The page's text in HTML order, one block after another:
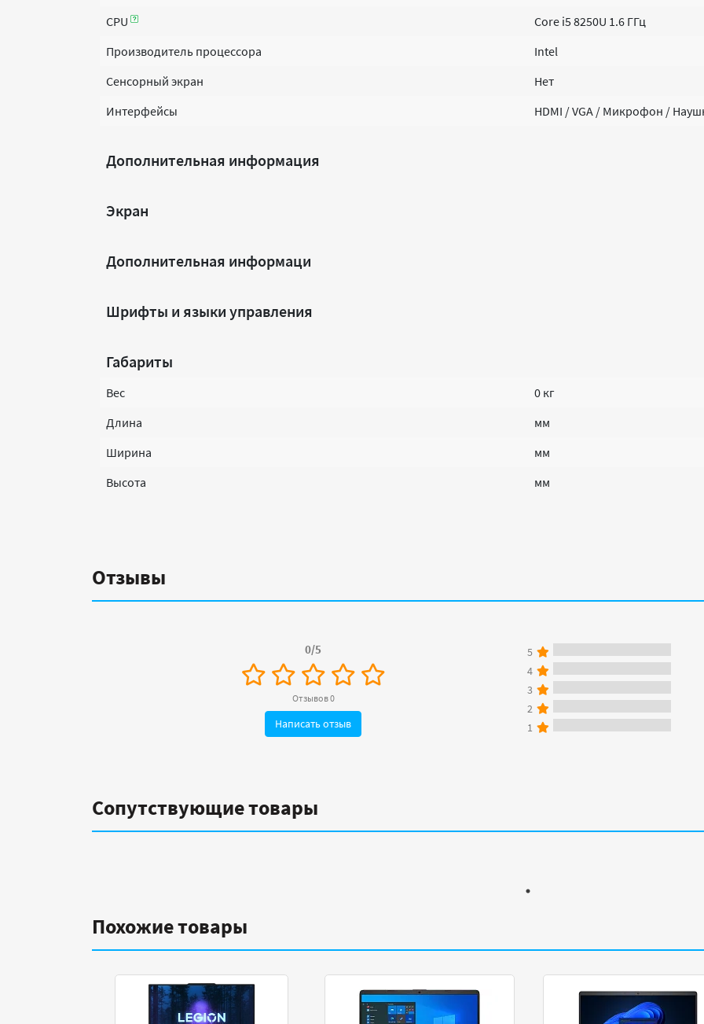
CPU
Core i5 8250U 1.6 ГГц
Производитель процессора
Intel
Сенсорный экран
Нет
Интерфейсы
HDMI / VGA / Микрофон /
Дополнительная информация
Экран
Дополнительная информаци
Шрифты и языки управления
Габариты
Вес
0 кг
Длина
мм
Ширина
мм
Высота
мм
Отзывы
0/5
Отзывов 0
Написать отзыв
5
4
3
2
1
Сопутствующие товары
Похожие товары